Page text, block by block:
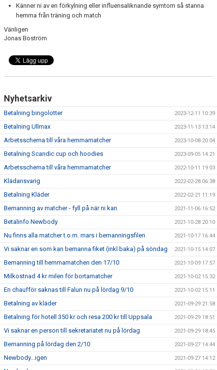
Känner ni av en förkylning eller influensaliknande symtom så stanna
hemma från träning och match
Vänligen
Jonas Boström
Nyhetsarkiv
Betalning bingolotter 2023-12-11 10:39
Betalning Ullmax 2023-11-13 13:14
Arbetsschema till våra hemmamatcher 2023-10-08 20:04
Betalning Scandic cup och hoodies 2023-09-05 14:21
Arbetsschema till våra hemmamatcher 2022-10-11 19:03
Klädansvarig 2022-02-28 06:38
Betalning Kläder 2022-02-21 11:19
Bemanning av matcher - fyll på när ni kan 2021-11-06 16:52
Betalinfo Newbody 2021-10-28 20:10
Nu finns alla matcher t.o.m. mars i bemanningsfilen 2021-10-17 16:44
Vi saknar en som kan bemanna fiket (inkl baka) på söndag 2021-10-15 14:07
Bemanning till hemmamatchen den 17/10 2021-10-09 17:57
Milkostnad 4 kr milen för bortamatcher 2021-10-02 15:32
En chaufför saknas till Falun nu på lördag 9/10 2021-10-02 15:11
Betalning av kläder 2021-09-29 21:58
Betalning för hotell 350 kr och resa 200 kr till Uppsala 2021-09-29 18:51
Vi saknar en person till sekretariatet nu på lördag 2021-09-29 18:45
Bemanning på lördag den 2/10 2021-09-27 14:44
Newbody...igen 2021-09-27 14:12